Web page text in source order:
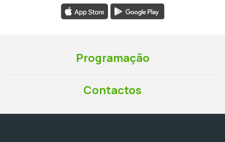
Programação
Contactos